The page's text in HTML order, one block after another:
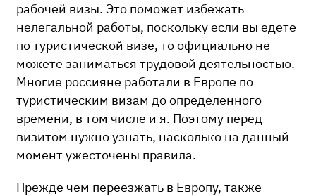
рабочей визы. Это поможет избежать
нелегальной работы, поскольку если вы едете
по туристической визе, то официально не
можете заниматься трудовой деятельностью.
Многие россияне работали в Европе по
туристическим визам до определенного
времени, в том числе и я. Поэтому перед
визитом нужно узнать, насколько на данный
момент ужесточены правила.
Прежде чем переезжать в Европу, также